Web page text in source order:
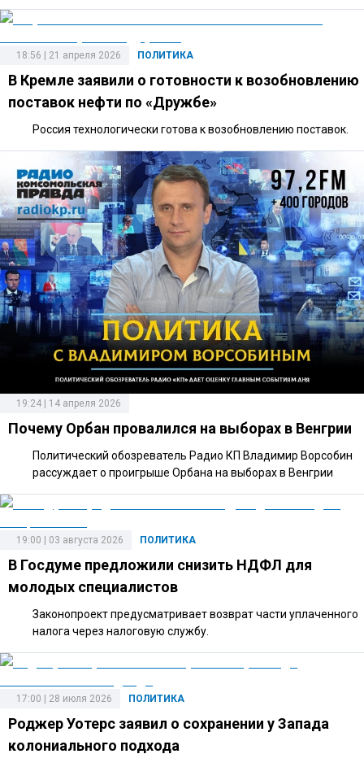
ПОЛИТИКА
18:56 | 21 апреля 2026
В Кремле заявили о готовности к возобновлению
поставок нефти по «Дружбе»
Россия технологически готова к возобновлению поставок.
19:24 | 14 апреля 2026
Почему Орбан провалился на выборах в Венгрии
Политический обозреватель Радио КП Владимир Ворсобин
рассуждает о проигрыше Орбана на выборах в Венгрии
ПОЛИТИКА
19:00 | 03 августа 2026
В Госдуме предложили снизить НДФЛ для
молодых специалистов
Законопроект предусматривает возврат части уплаченного
налога через налоговую службу.
ПОЛИТИКА
17:00 | 28 июля 2026
Роджер Уотерс заявил о сохранении у Запада
колониального подхода